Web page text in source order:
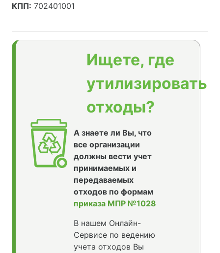
КПП: 702401001
Ищете, где
утилизировать
отходы?
А знаете ли Вы, что
все организации
должны вести учет
принимаемых и
передаваемых
отходов по формам
приказа МПР №1028
В нашем Онлайн-
Сервисе по ведению
учета отходов Вы